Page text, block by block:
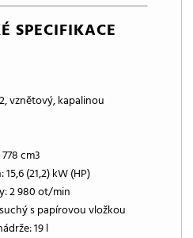
SPECIFIKACE
vznětový, kapalinou
cm3
(21,2) kW (HP)
2 980 ot/min
s papírovou vložkou
19 l